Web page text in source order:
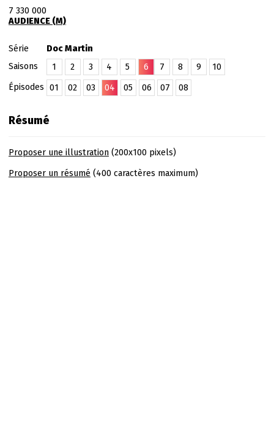
7 330 000
AUDIENCE (M)
Série
Doc Martin
Saisons
1 2 3 4 5 6 7 8 9
10
Épisodes
01 02 03 04 05 06 07 08
Résumé
Proposer une illustration(200x100 pixels)
Proposer un résumé (400 caractères maximum)